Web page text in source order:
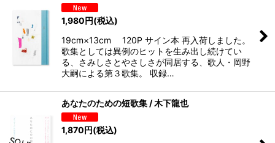
1,980円(税込)
19cm×13cm 120P サイン本 再入荷しました。
歌集としては異例のヒットを生み出し続けてい
る、さみしさとやさしさが同居する、歌人・岡野
大嗣による第３歌集。 収録…
あなたのための短歌集 / 木下龍也
1,870円(税込)